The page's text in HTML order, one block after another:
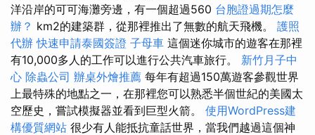
洋沿岸的可可海灘旁邊，有一個超過560 台胞證過期怎麼
辦？ km2的建築群，從那裡推出了無數的航天飛機。 護照
代辦 快速申請泰國簽證 子母車 這個迷你城市的遊客在那裡
有10,000多人的工作可以進行公共汽車旅行。 新竹月子中
心 除蟲公司 辦桌外燴推薦 每年有超過150萬遊客參觀世界
上最特殊的地點之一，在那裡您可以熟悉半個世紀的美國太
空歷史，嘗試模擬器並看到巨型火箭。 使用WordPress建
構優質網站 很少有人能抵抗童話世界，當我們越過這個神